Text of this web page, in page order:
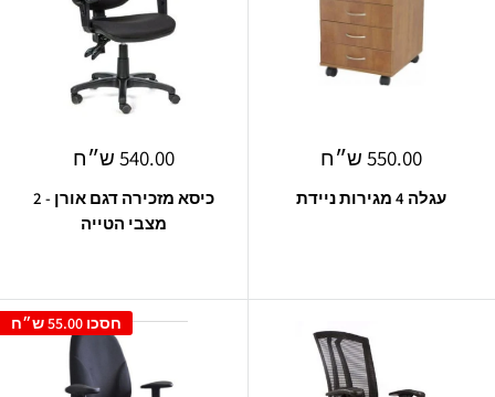
מחיר
550.00 ש״ח
עגלה 4 מגירות ניידת
מחיר
540.00 ש״ח
כיסא מזכירה דגם אורן - 2
מצבי הטייה
חסכו 55.00 ש״ח